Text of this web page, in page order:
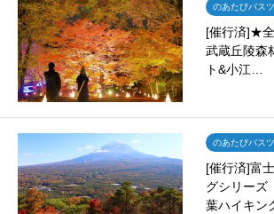
のあたびバス
[催行済]★
武蔵丘陵森
ト&小江…
のあたびバス
[催行済]富
グシリー
葉ハイキン